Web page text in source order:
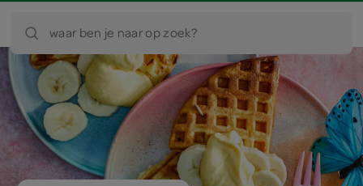
waar ben je naar op zoek?